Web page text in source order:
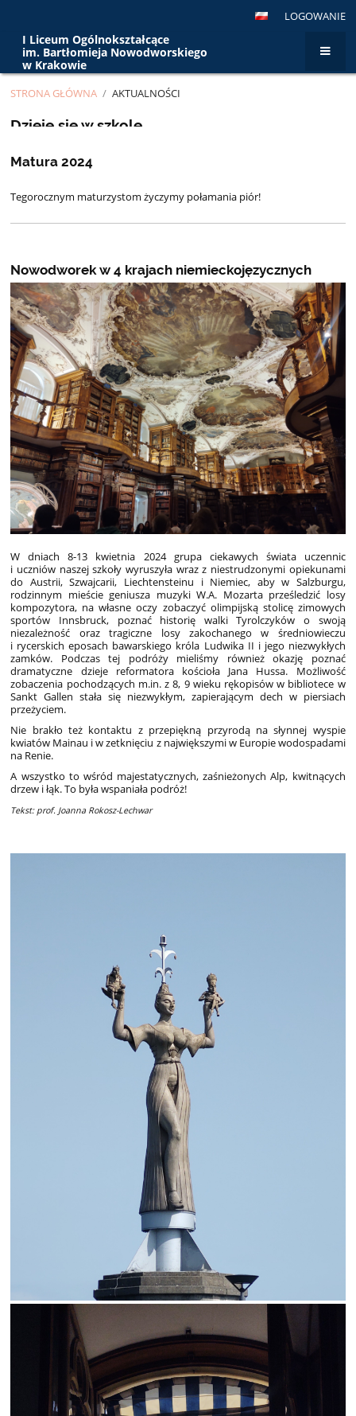
LOGOWANIE
I Liceum Ogólnokształcące
im. Bartłomieja Nowodworskiego
w Krakowie
STRONA GŁÓWNA / AKTUALNOŚCI
Aktualności
Dzieje się w szkole...
Matura 2024
Tegorocznym maturzystom życzymy połamania piór!
Nowodworek w 4 krajach niemieckojęzycznych
W dniach 8-13 kwietnia 2024 grupa ciekawych świata uczennic
i uczniów naszej szkoły wyruszyła wraz z niestrudzonymi opiekunami
do Austrii, Szwajcarii, Liechtensteinu i Niemiec, aby w Salzburgu,
rodzinnym mieście geniusza muzyki W.A. Mozarta prześledzić losy
kompozytora, na własne oczy zobaczyć olimpijską stolicę zimowych
sportów Innsbruck, poznać historię walki Tyrolczyków o swoją
niezależność oraz tragiczne losy zakochanego w średniowieczu
i rycerskich eposach bawarskiego króla Ludwika II i jego niezwykłych
zamków. Podczas tej podróży mieliśmy również okazję poznać
dramatyczne dzieje reformatora kościoła Jana Hussa. Możliwość
zobaczenia pochodzących m.in. z 8, 9 wieku rękopisów w bibliotece w
Sankt Gallen stała się niezwykłym, zapierającym dech w piersiach
przeżyciem.
Nie brakło też kontaktu z przepiękną przyrodą na słynnej wyspie
kwiatów Mainau i w zetknięciu z największymi w Europie wodospadami
na Renie.
A wszystko to wśród majestatycznych, zaśnieżonych Alp, kwitnących
drzew i łąk. To była wspaniała podróż!
Tekst: prof. Joanna Rokosz-Lechwar